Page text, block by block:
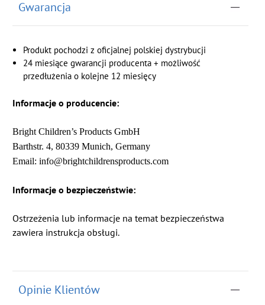
Gwarancja
Produkt pochodzi z oficjalnej polskiej dystrybucji
24 miesiące gwarancji producenta + możliwość
przedłużenia o kolejne 12 miesięcy
Informacje o producencie:
Bright Children’s Products GmbH
Barthstr. 4, 80339 Munich, Germany
Email: info@brightchildrensproducts.com
Informacje o bezpieczeństwie:
Ostrzeżenia lub informacje na temat bezpieczeństwa
zawiera instrukcja obsługi.
Opinie Klientów